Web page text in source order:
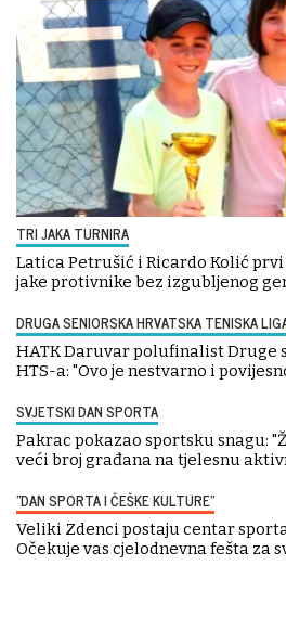
TRI JAKA TURNIRA
Latica Petrušić i Ricardo Kolić
jake protivnike bez izgubljenog
DRUGA SENIORSKA HRVATSKA TENISKA
HATK Daruvar polufinalist Druge
HTS-a: "Ovo je nestvarno i
SVJETSKI DAN SPORTA
Pakrac pokazao sportsku snagu:
veći broj građana na tjelesnu
"DAN SPORTA I ČEŠKE KULTURE"
Veliki Zdenci postaju centar
Očekuje vas cjelodnevna fešta za